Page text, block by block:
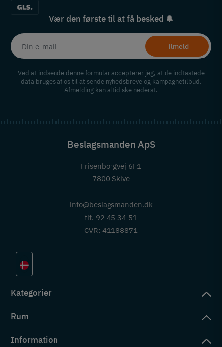
Vær den første til at få besked 🔔
Tilmeld
Ved at indsende denne formular accepterer jeg, at de indtastede
data bruges af os til at sende nyhedsbreve og kampagnetilbud.
Afmelding kan altid ske nederst.
Beslagsmanden ApS
Frisenborgvej 6F1
7800 Skive
info@beslagsmanden.dk
tlf. 92 45 34 51
CVR: 41188871
Kategorier
Rum
Information